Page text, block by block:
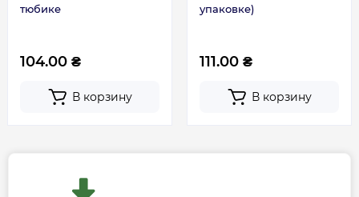
тюбике
104.00 ₴
В корзину
упаковке)
111.00 ₴
В корзину